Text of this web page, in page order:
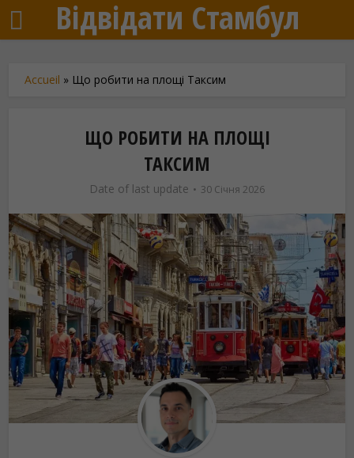
Відвідати Стамбул
Accueil » Що робити на площі Таксим
ЩО РОБИТИ НА ПЛОЩІ
ТАКСИМ
Date of last update 30 Січня 2026